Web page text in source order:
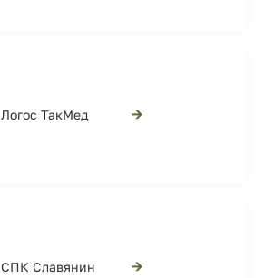
Логос ТакМед →
СПК Славянин →